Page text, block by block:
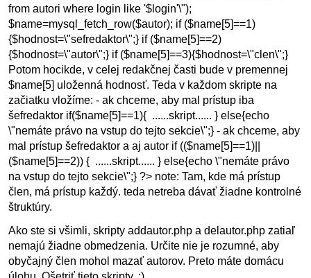
from autori where login like '$login'\");
$name=mysql_fetch_row($autor); if ($name[5]==1)
{$hodnost=\"sefredaktor\";} if ($name[5]==2)
{$hodnost=\"autor\";} if ($name[5]==3){$hodnost=\"clen\";}
Potom hocikde, v celej redakčnej časti bude v premennej
$name[5] uloženná hodnosť. Teda v každom skripte na
začiatku vložíme: - ak chceme, aby mal prístup iba
šefredaktor if($name[5]==1){ ......skript...... } else{echo
\"nemáte právo na vstup do tejto sekcie\";} - ak chceme, aby
mal prístup šefredaktor a aj autor if (($name[5]==1)||
($name[5]==2)) { ......skript...... } else{echo \"nemáte právo
na vstup do tejto sekcie\";} ?> note: Tam, kde má prístup
člen, má prístup každý. teda netreba dávať žiadne kontrolné
štruktúry.
Ako ste si všimli, skripty addautor.php a delautor.php zatiaľ
nemajú žiadne obmedzenia. Určite nie je rozumné, aby
obyčajný člen mohol mazať autorov. Preto máte domácu